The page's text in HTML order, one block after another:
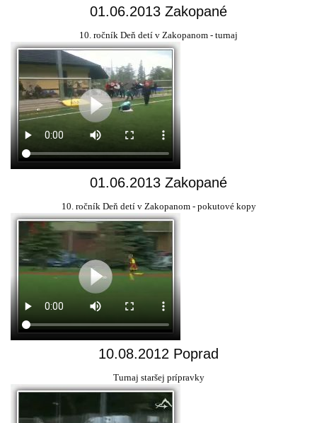
01.06.2013 Zakopané
10. ročník Deň detí v Zakopanom - turnaj
01.06.2013 Zakopané
10. ročník Deň detí v Zakopanom - pokutové kopy
10.08.2012 Poprad
Turnaj staršej prípravky